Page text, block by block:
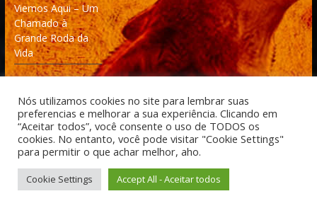
Viemos Aqui – Um
Chamado à
Grande Roda da
Vida
Desenvolvido: Moleculas4D - Engenharia Espacial e
Tecnologia [moleculas4d.com.br]
Nós utilizamos cookies no site para lembrar suas
preferencias e melhorar a sua experiência. Clicando em
“Aceitar todos”, você consente o uso de TODOS os
cookies. No entanto, você pode visitar "Cookie Settings"
para permitir o que achar melhor, aho.
Cookie Settings Accept All - Aceitar todos